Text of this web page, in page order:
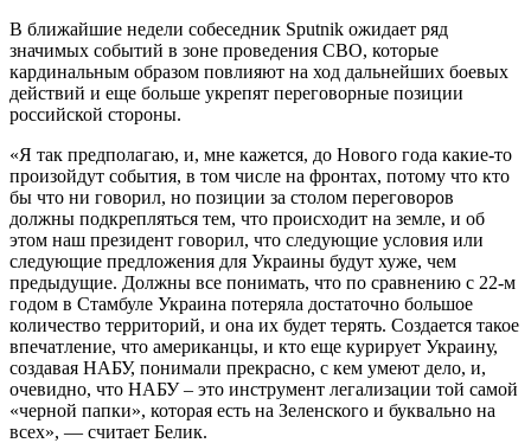
В ближайшие недели собеседник Sputnik ожидает ряд
значимых событий в зоне проведения СВО, которые
кардинальным образом повлияют на ход дальнейших боевых
действий и еще больше укрепят переговорные позиции
российской стороны.
«Я так предполагаю, и, мне кажется, до Нового года какие-то
произойдут события, в том числе на фронтах, потому что кто
бы что ни говорил, но позиции за столом переговоров
должны подкрепляться тем, что происходит на земле, и об
этом наш президент говорил, что следующие условия или
следующие предложения для Украины будут хуже, чем
предыдущие. Должны все понимать, что по сравнению с 22-м
годом в Стамбуле Украина потеряла достаточно большое
количество территорий, и она их будет терять. Создается такое
впечатление, что американцы, и кто еще курирует Украину,
создавая НАБУ, понимали прекрасно, с кем умеют дело, и,
очевидно, что НАБУ – это инструмент легализации той самой
«черной папки», которая есть на Зеленского и буквально на
всех», ― считает Белик.